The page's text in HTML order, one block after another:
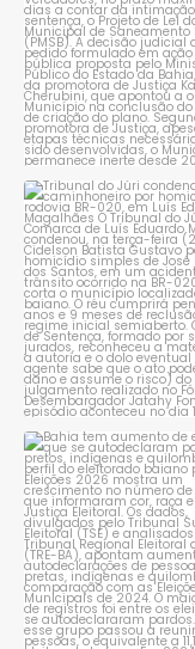
Tribunal do Júri
caminhoneiro
1 0
Bahia tem aumento de
que se
1 0